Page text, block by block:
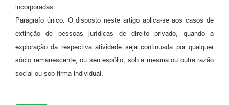
incorporadas.
Parágrafo único. O disposto neste artigo aplica-se aos casos de
extinção de pessoas jurídicas de direito privado, quando a
exploração da respectiva atividade seja continuada por qualquer
sócio remanescente, ou seu espólio, sob a mesma ou outra razão
social ou sob firma individual.